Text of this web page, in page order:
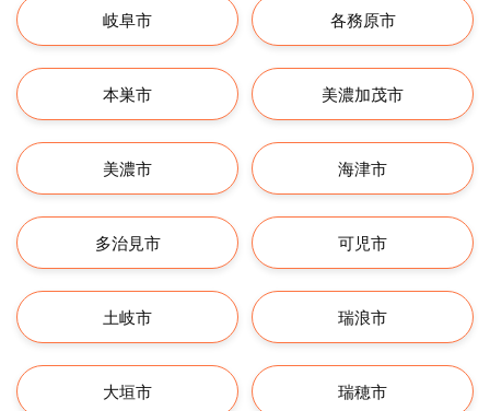
岐阜市 各務原市
本巣市 美濃加茂市
美濃市 海津市
多治見市 可児市
土岐市 瑞浪市
大垣市 瑞穂市